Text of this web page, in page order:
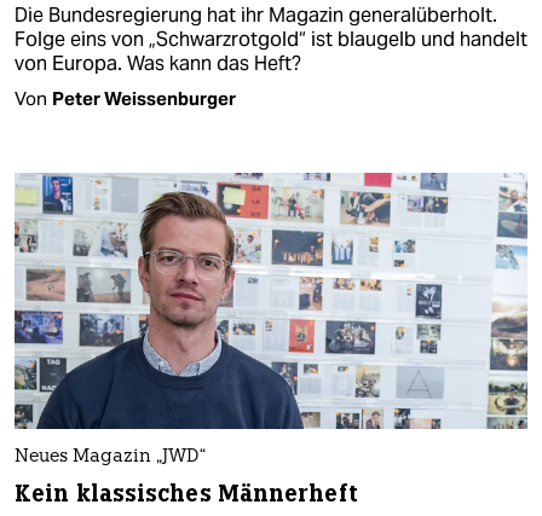
Die Bundesregierung hat ihr Magazin generalüberholt.
Folge eins von „Schwarzrotgold“ ist blaugelb und handelt
von Europa. Was kann das Heft?
Von Peter Weissenburger
Neues Magazin „JWD“
Kein klassisches Männerheft